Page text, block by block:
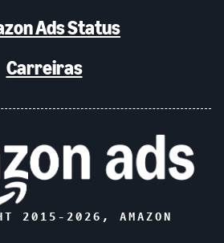
Ads Status
Carreiras
2015- 2026 , AMAZON